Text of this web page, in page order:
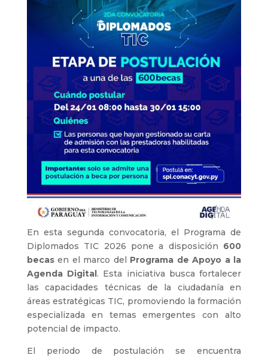
En esta segunda convocatoria, el Programa de
Diplomados TIC 2026 pone a disposición 600
becasen el marco del Programa de Apoyo a la
Agenda Digital. Esta iniciativa busca fortalecer
las capacidades técnicas de la ciudadanía en
áreas estratégicas TIC, promoviendo la formación
especializada en temas emergentes con alto
potencial de impacto.
El periodo de postulación se encuentra